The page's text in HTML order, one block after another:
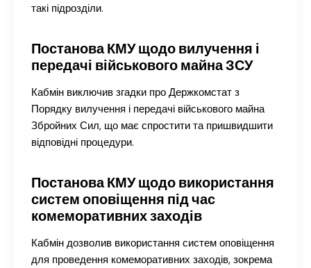
такі підрозділи.
Постанова КМУ щодо вилучення і
передачі військового майна ЗСУ
Кабмін виключив згадки про Держкомстат з
Порядку вилучення і передачі військового майна
Збройних Сил, що має спростити та пришвидшити
відповідні процедури.
Постанова КМУ щодо використання
систем оповіщення під час
комеморативних заходів
Кабмін дозволив використання систем оповіщення
для проведення комеморативних заходів, зокрема